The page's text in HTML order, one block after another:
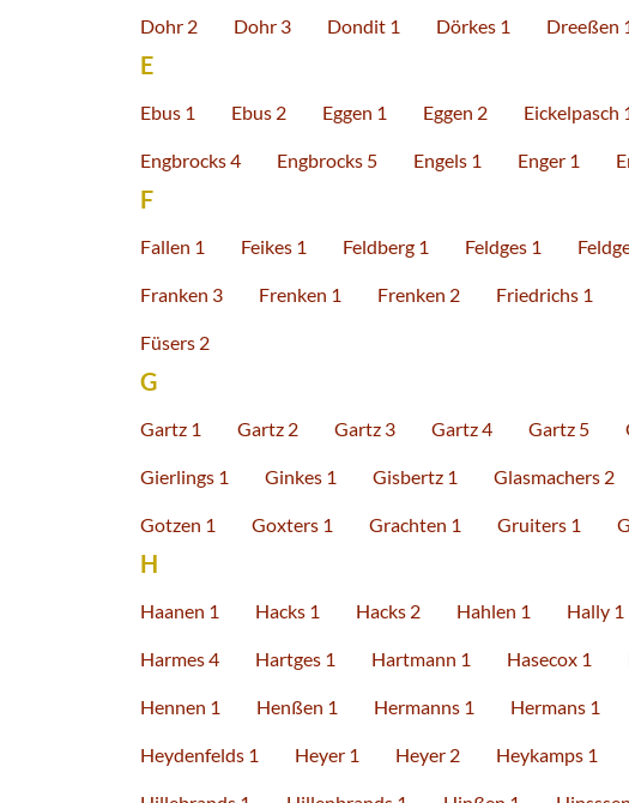
Dohr 2 Dohr 3 Dondit 1 Dörkes 1 Dreeßen
E
Ebus 1 Ebus 2 Eggen 1 Eggen 2 Eickelpasch
Engbrocks 4 Engbrocks 5 Engels 1 Enger 1
F
Fallen 1 Feikes 1 Feldberg 1 Feldges 1
Franken 3 Frenken 1 Frenken 2 Friedrichs 1
Füsers 2
G
Gartz 1 Gartz 2 Gartz 3 Gartz 4 Gartz 5
Gierlings 1 Ginkes 1 Gisbertz 1 Glasmachers 2
Gotzen 1 Goxters 1 Grachten 1 Gruiters 1
H
Haanen 1 Hacks 1 Hacks 2 Hahlen 1 Hally 1
Harmes 4 Hartges 1 Hartmann 1 Hasecox 1
Hennen 1 Henßen 1 Hermanns 1 Hermans 1
Heydenfelds 1 Heyer 1 Heyer 2 Heykamps 1